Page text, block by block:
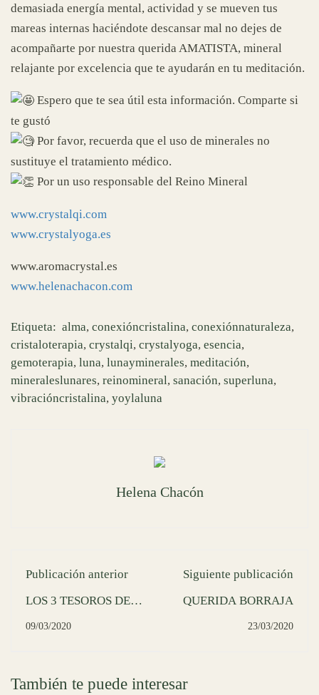
demasiada energía mental, actividad y se mueven tus
mareas internas haciéndote descansar mal no dejes de
acompañarte por nuestra querida AMATISTA, mineral
relajante por excelencia que te ayudarán en tu meditación.
Espero que te sea útil esta información. Comparte si
te gustó
Por favor, recuerda que el uso de minerales no
sustituye el tratamiento médico.
Por un uso responsable del Reino Mineral
www.crystalqi.com
www.crystalyoga.es
www.aromacrystal.es
www.helenachacon.com
Etiqueta: alma, conexióncristalina, conexiónnaturaleza,
cristaloterapia, crystalqi, crystalyoga, esencia,
gemoterapia, luna, lunayminerales, meditación,
mineraleslunares, reinomineral, sanación, superluna,
vibracióncristalina, yoylaluna
Helena Chacón
Publicación anterior
LOS 3 TESOROS DE
09/03/2020
Siguiente publicación
QUERIDA BORRAJA
23/03/2020
También te puede interesar